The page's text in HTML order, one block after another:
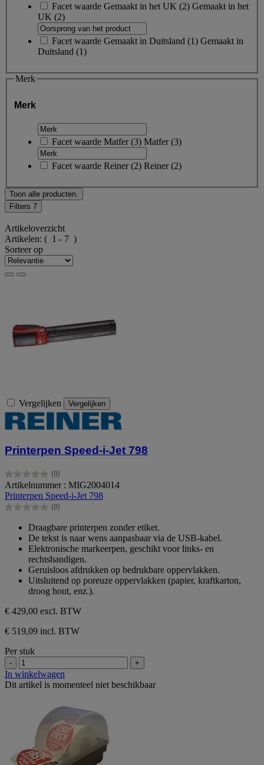
Facet waarde Gemaakt in het UK (2) Gemaakt in het
UK (2)
Facet waarde Gemaakt in Duitsland (1) Gemaakt in
Duitsland (1)
Merk
Merk
Facet waarde Matfer(3) Matfer(3)
Facet waarde Reiner(2) Reiner(2)
Toon alle producten.
Filters 7
Artikeloverzicht
Artikelen: ( 1 - 7 )
Sorteer op
Vergelijken Vergelijken
Printerpen Speed-i-Jet 798
(0)
0.0
van
de
5
Artikelnummer : MIG2004014
Printerpen Speed-i-Jet 798
(0)
0.0
sterren.
Draagbare printerpen zonder etiket.
De tekst is naar wens aanpasbaar via de USB-kabel.
Elektronische markeerpen, geschikt voor links- en
rechtshandigen.
Geruisloos afdrukken op bedrukbare oppervlakken.
Uitsluitend op poreuze oppervlakken (papier, kraftkarton,
droog hout, enz.).
€ 429,00 excl. BTW
€ 519,09 incl. BTW
Per stuk
- +
In winkelwagen
Dit artikel is momenteel niet beschikbaar